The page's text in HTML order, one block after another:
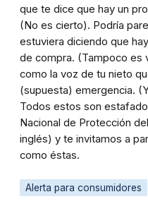
que te dice que hay un
(No es cierto). Podría
estuviera diciendo que
de compra. (Tampoco es
como la voz de tu nieto
(supuesta) emergencia.
Todos estos son
Nacional de Protección
inglés) y te invitamos a
como éstas.
Alerta para consumidores